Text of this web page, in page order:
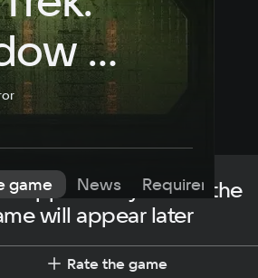
game News Requirements
opportunity to rate the
will appear later
Rate the game